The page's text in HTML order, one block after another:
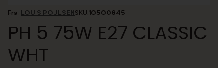
Fra: LOUIS POULSENSKU:10500645
PH 5 75W E27 CLASSIC
WHT